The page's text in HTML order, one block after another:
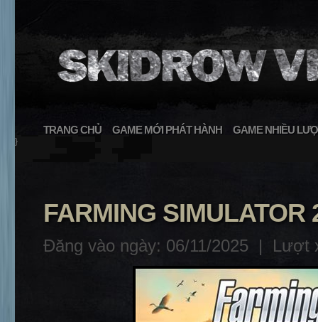
TRANG CHỦ GAME MỚI PHÁT HÀNH GAME NHIỀU
}
FARMING SIMULATOR
Đăng vào ngày: 06/11/2025 | Lượt